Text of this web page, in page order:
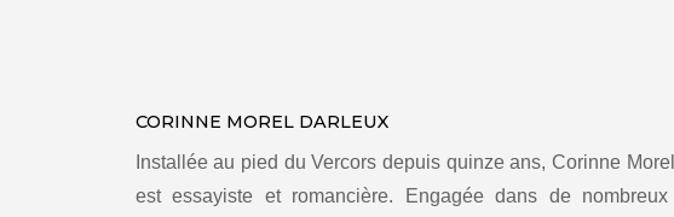
CORINNE MOREL DARLEUX
Installée au pied du Vercors depuis quinze ans, Corinne
est essayiste et romancière. Engagée dans de nombreux